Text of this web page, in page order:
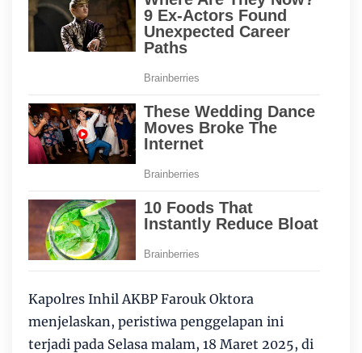
Kapolres Inhil AKBP Farouk Oktora
menjelaskan, peristiwa penggelapan ini
terjadi pada Selasa malam, 18 Maret 2025, di